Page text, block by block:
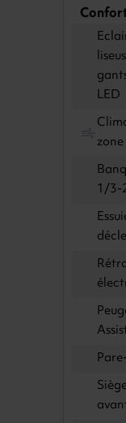
LED
zone
1/